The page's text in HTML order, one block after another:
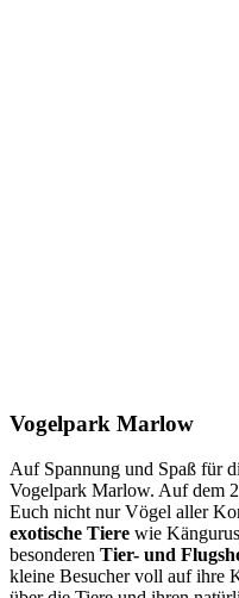
Vogelpark Marlow
Auf Spannung und Spaß für
Vogelpark Marlow. Auf dem
Euch nicht nur Vögel aller
exotische Tiere wie
besonderen Tier- und
kleine Besucher voll auf ihre